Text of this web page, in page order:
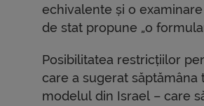
echivalente și o
de stat propune „o
Posibilitatea restricțiilor
care a sugerat săptămâna
modelul din Israel – care